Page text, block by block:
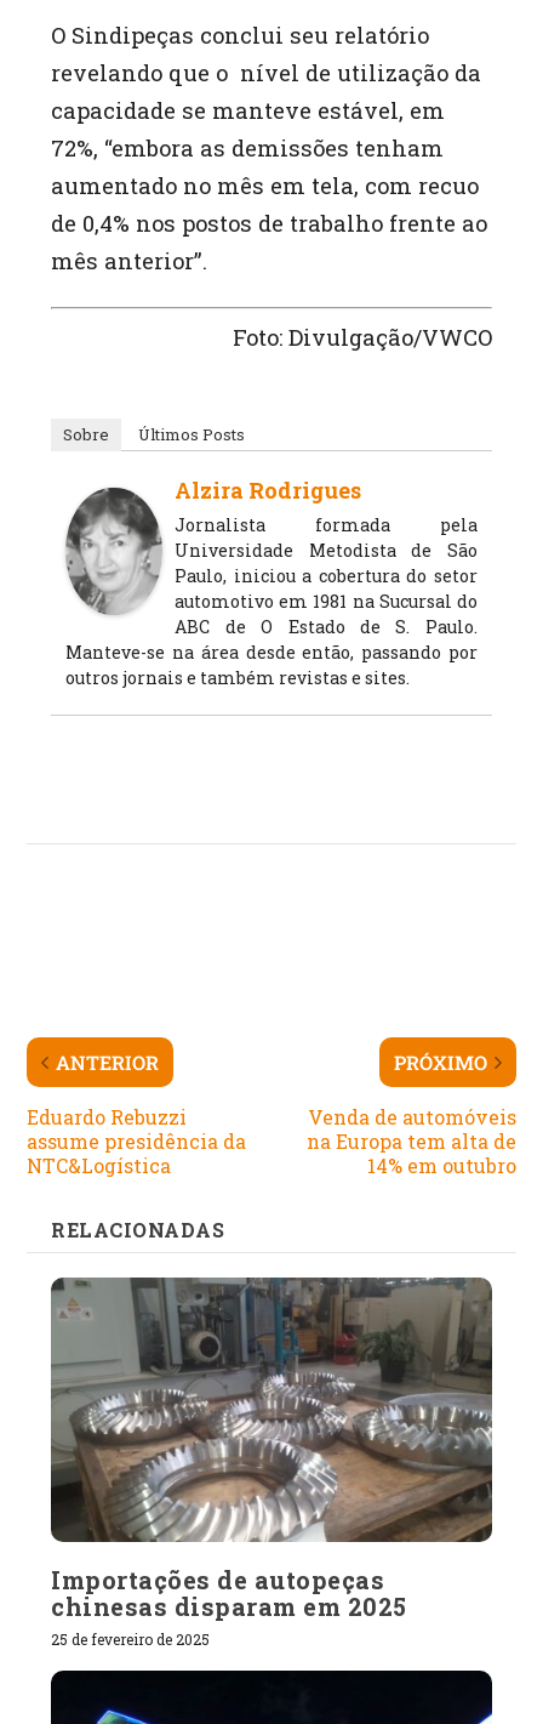
O Sindipeças conclui seu relatório
revelando que o nível de utilização da
capacidade se manteve estável, em
72%, “embora as demissões tenham
aumentado no mês em tela, com recuo
de 0,4% nos postos de trabalho frente ao
mês anterior”.
Foto: Divulgação/VWCO
Sobre Últimos Posts
Alzira Rodrigues
Jornalista formada pela
Universidade Metodista de São
Paulo, iniciou a cobertura do setor
automotivo em 1981 na Sucursal do
ABC de O Estado de S. Paulo.
Manteve-se na área desde então, passando por
outros jornais e também revistas e sites.
ANTERIOR
Eduardo Rebuzzi
assume presidência da
NTC&Logística
PRÓXIMO
Venda de automóveis
na Europa tem alta de
14% em outubro
RELACIONADAS
Importações de autopeças
chinesas disparam em 2025
25 de fevereiro de 2025